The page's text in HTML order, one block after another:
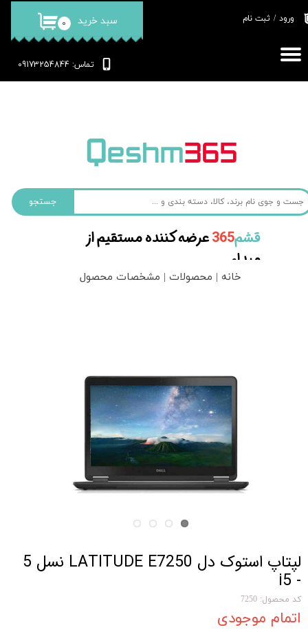
جستجو
تماس: 09173254844
۰ سبد خرید ورود / ثبت نام
حساب کاربری من
تغییر گذر واژه
قشم‌365عرضه کننده مستقیم از
مبداء
خانه | محصولات | مشخصات محصول
لپتاپ استوک دل LATITUDE E7250 نسل 5
- i5
کد محصول: 7250
اتمام موجودی